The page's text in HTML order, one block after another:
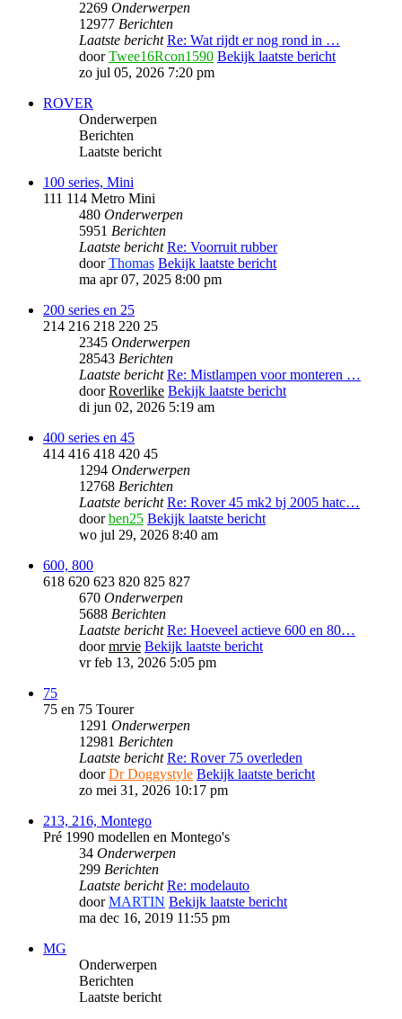
2269 Onderwerpen
12977 Berichten
Laatste bericht Re: Wat rijdt er nog rond in …
doorTwee16Rcon1590 Bekijk laatste bericht
zo jul 05, 2026 7:20 pm
ROVER
Onderwerpen
Berichten
Laatste bericht
100 series, Mini
111 114 Metro Mini
480 Onderwerpen
5951 Berichten
Laatste bericht Re: Voorruit rubber
doorThomas Bekijk laatste bericht
ma apr 07, 2025 8:00 pm
200 series en 25
214 216 218 220 25
2345 Onderwerpen
28543 Berichten
Laatste bericht Re: Mistlampen voor monteren …
doorRoverlike Bekijk laatste bericht
di jun 02, 2026 5:19 am
400 series en 45
414 416 418 420 45
1294 Onderwerpen
12768 Berichten
Laatste bericht Re: Rover 45 mk2 bj 2005 hatc…
doorben25 Bekijk laatste bericht
wo jul 29, 2026 8:40 am
600, 800
618 620 623 820 825 827
670 Onderwerpen
5688 Berichten
Laatste bericht Re: Hoeveel actieve 600 en 80…
doormrvie Bekijk laatste bericht
vr feb 13, 2026 5:05 pm
75
75 en 75 Tourer
1291 Onderwerpen
12981 Berichten
Laatste bericht Re: Rover 75 overleden
doorDr Doggystyle Bekijk laatste bericht
zo mei 31, 2026 10:17 pm
213, 216, Montego
Pré 1990 modellen en Montego's
34 Onderwerpen
299 Berichten
Laatste bericht Re: modelauto
doorMARTIN Bekijk laatste bericht
ma dec 16, 2019 11:55 pm
MG
Onderwerpen
Berichten
Laatste bericht